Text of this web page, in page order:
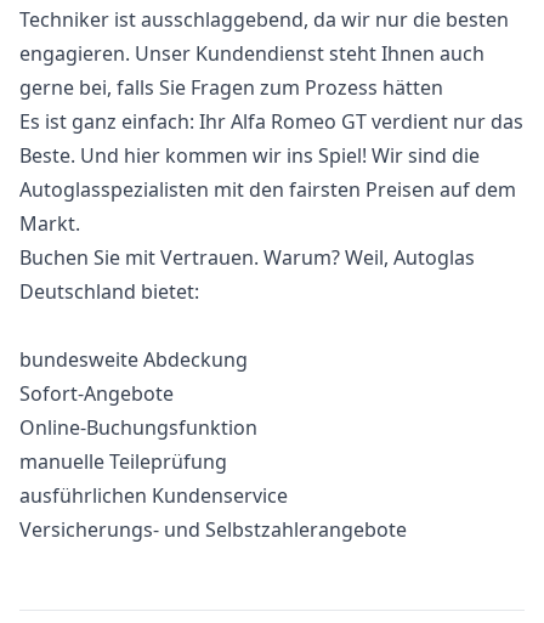
Techniker ist ausschlaggebend, da wir nur die besten
engagieren. Unser Kundendienst steht Ihnen auch
gerne bei, falls Sie Fragen zum Prozess hätten
Es ist ganz einfach: Ihr Alfa Romeo GT verdient nur das
Beste. Und hier kommen wir ins Spiel! Wir sind die
Autoglasspezialisten mit den fairsten Preisen auf dem
Markt.
Buchen Sie mit Vertrauen. Warum? Weil, Autoglas
Deutschland bietet:
bundesweite Abdeckung
Sofort-Angebote
Online-Buchungsfunktion
manuelle Teileprüfung
ausführlichen Kundenservice
Versicherungs- und Selbstzahlerangebote